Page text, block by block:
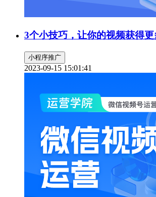
3个小技巧，让你的视频获得
小程序推广
2023-09-15 15:01:41